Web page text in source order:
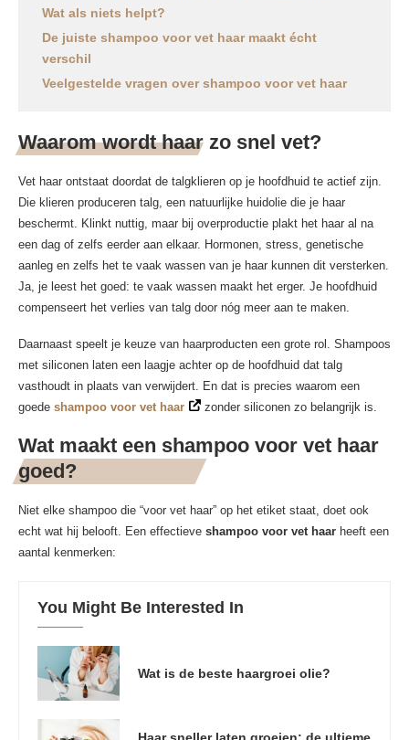
Wat als niets helpt?
De juiste shampoo voor vet haar maakt écht
verschil
Veelgestelde vragen over shampoo voor vet haar
Waarom wordt haar zo snel vet?
Vet haar ontstaat doordat de talgklieren op je hoofdhuid te actief zijn.
Die klieren produceren talg, een natuurlijke huidolie die je haar
beschermt. Klinkt nuttig, maar bij overproductie plakt het haar al na
een dag of zelfs eerder aan elkaar. Hormonen, stress, genetische
aanleg en zelfs het te vaak wassen van je haar kunnen dit versterken.
Ja, je leest het goed: te vaak wassen maakt het erger. Je hoofdhuid
compenseert het verlies van talg door nóg meer aan te maken.
Daarnaast speelt je keuze van haarproducten een grote rol. Shampoos
met siliconen laten een laagje achter op de hoofdhuid dat talg
vasthoudt in plaats van verwijdert. En dat is precies waarom een
goede shampoo voor vet haar zonder siliconen zo belangrijk is.
Wat maakt een shampoo voor vet haar
goed?
Niet elke shampoo die “voor vet haar” op het etiket staat, doet ook
echt wat hij belooft. Een effectieve shampoo voor vet haar heeft een
aantal kenmerken:
You Might Be Interested In
Wat is de beste haargroei olie?